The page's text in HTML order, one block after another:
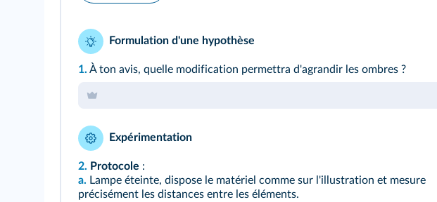
Formulation d'une hypothèse
1. À ton avis, quelle modification permettra d'agrandir les ombres ?
Expérimentation
2. Protocole :
a. Lampe éteinte, dispose le matériel comme sur l'illustration et mesure
précisément les distances entre les éléments.